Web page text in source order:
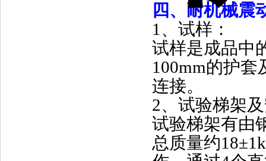
四、耐机械震
1 、试样：
试样是成品中
100mm的护套
连接。
2、试验梯架
试验梯架有由
总质量约